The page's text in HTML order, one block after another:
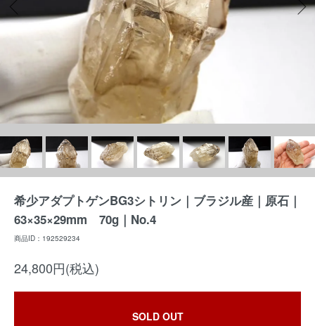
希少アダプトゲンBG3シトリン｜ブラジル産｜原石｜
63×35×29mm 70g｜No.4
商品ID：192529234
24,800円(税込)
SOLD OUT